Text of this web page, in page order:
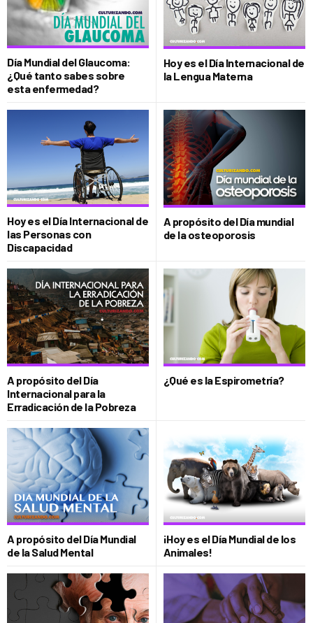
Día Mundial del Glaucoma:
¿Qué tanto sabes sobre
esta enfermedad?
Hoy es el Día Internacional de
la Lengua Materna
Hoy es el Día Internacional de
las Personas con
Discapacidad
A propósito del Día mundial
de la osteoporosis
A propósito del Día
Internacional para la
Erradicación de la Pobreza
¿Qué es la Espirometría?
A propósito del Día Mundial
de la Salud Mental
¡Hoy es el Día Mundial de los
Animales!